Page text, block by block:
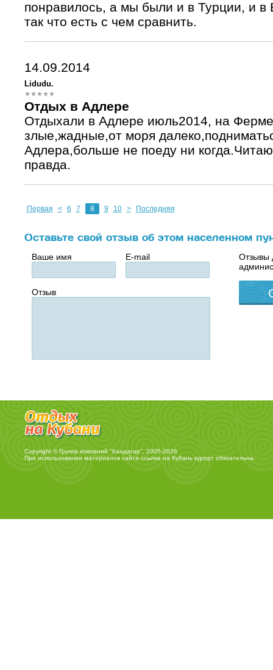
понравилось, а мы были и в Турции, и в
так что есть с чем сравнить.
14.09.2014
Lidudu.
Отдых в Адлере
Отдыхали в Адлере июль2014, на
злые,жадные,от моря
Адлера,больше не поеду ни
правда.
Первая < 6 7 8 9 10 > Последняя
Оставьте свой отзыв об этом населенном
Ваше имя E-mail
Отзыв
Отзывы
Copyright © Группа компаний "Кандагар", 2005-2026
При использовании материалов сайта ссылка на Кубань курортобязательна.